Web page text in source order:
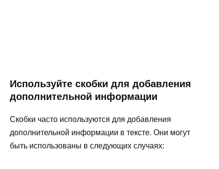
Используйте скобки для добавления
дополнительной информации
Скобки часто используются для добавления
дополнительной информации в тексте. Они могут
быть использованы в следующих случаях: